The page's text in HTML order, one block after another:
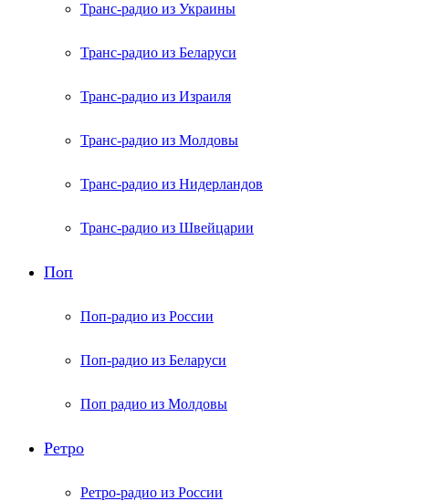
Транс-радио из Украины
Транс-радио из Беларуси
Транс-радио из Израиля
Транс-радио из Молдовы
Транс-радио из Нидерландов
Транс-радио из Швейцарии
Поп
Поп-радио из России
Поп-радио из Беларуси
Поп радио из Молдовы
Ретро
Ретро-радио из России